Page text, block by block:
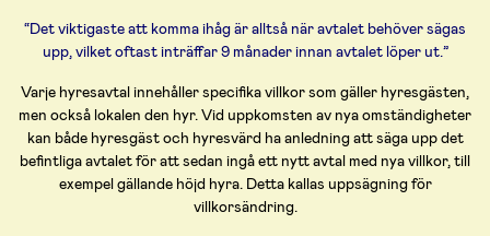
“Det viktigaste att komma ihåg är alltså när avtalet behöver sägas
upp, vilket oftast inträffar 9 månader innan avtalet löper ut.”
Varje hyresavtal innehåller specifika villkor som gäller hyresgästen,
men också lokalen den hyr. Vid uppkomsten av nya omständigheter
kan både hyresgäst och hyresvärd ha anledning att säga upp det
befintliga avtalet för att sedan ingå ett nytt avtal med nya villkor, till
exempel gällande höjd hyra. Detta kallas uppsägning för
villkorsändring.